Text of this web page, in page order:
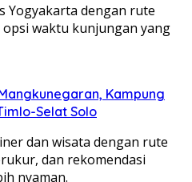
Yogyakarta dengan rute
waktu kunjungan yang
Kampung
Selat Solo
dan wisata dengan rute
dan rekomendasi
nyaman.